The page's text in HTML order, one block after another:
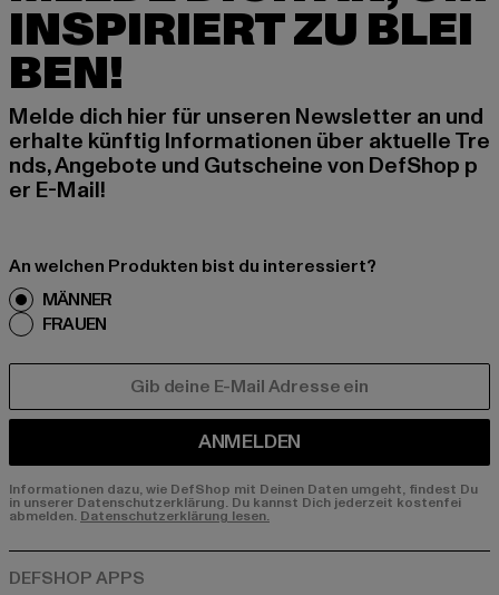
INSPIRIERT ZU BLEI
BEN!
Melde dich hier für unseren Newsletter an und
erhalte künftig Informationen über aktuelle Tre
nds, Angebote und Gutscheine von DefShop p
er E-Mail!
An welchen Produkten bist du interessiert?
MÄNNER
FRAUEN
ANMELDEN
Informationen dazu, wie DefShop mit Deinen Daten umgeht, findest Du
in unserer Datenschutzerklärung. Du kannst Dich jederzeit kostenfei
abmelden. Datenschutzerklärung lesen.